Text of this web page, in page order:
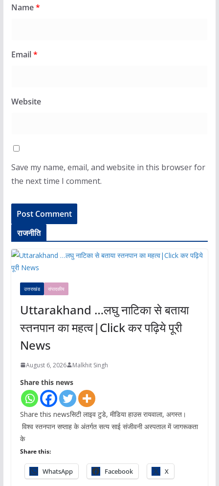
Name*
Email*
Website
Save my name, email, and website in this browser for
the next time I comment.
राजनीति
उत्तराखंड संपादकीय
Uttarakhand …लघु नाटिका से बताया
स्तनपान का महत्व|Click कर पढ़िये पूरी
News
August 6, 2026 Malkhit Singh
Share this news
Share this newsसिटी लाइव टुडे, मीडिया हाउस रायवाला, अगस्त।
विश्व स्तनपान सप्ताह के अंतर्गत सत्य साई संजीवनी अस्पताल में जागरूकता
के
Share this:
WhatsApp Facebook X